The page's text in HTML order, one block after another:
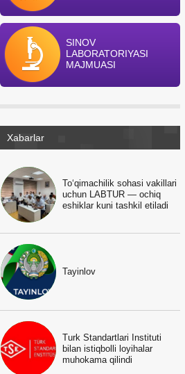
SINOV
LABORATORIYASI
MAJMUASI
Xabarlar
To‘qimachilik sohasi vakillari
uchun LABTUR — ochiq
eshiklar kuni tashkil etiladi
Tayinlov
Turk Standartlari Instituti
bilan istiqbolli loyihalar
muhokama qilindi